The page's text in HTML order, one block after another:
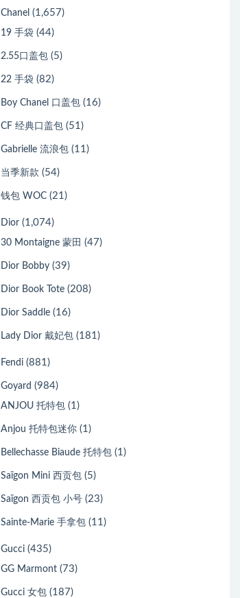
Chanel (1,657)
19 手袋 (44)
2.55口盖包 (5)
22 手袋 (82)
Boy Chanel 口盖包 (16)
CF 经典口盖包 (51)
Gabrielle 流浪包 (11)
当季新款 (54)
钱包 WOC (21)
Dior (1,074)
30 Montaigne 蒙田 (47)
Dior Bobby (39)
Dior Book Tote (208)
Dior Saddle (16)
Lady Dior 戴妃包 (181)
Fendi (881)
Goyard (984)
ANJOU 托特包 (1)
Anjou 托特包迷你 (1)
Bellechasse Biaude 托特包 (1)
Saïgon Mini 西贡包 (5)
Saïgon 西贡包 小号 (23)
Sainte-Marie 手拿包 (11)
Gucci (435)
GG Marmont (73)
Gucci 女包 (187)